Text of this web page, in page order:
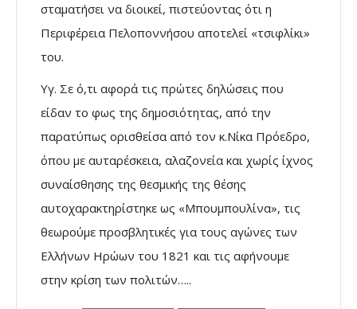
σταματήσει να διοικεί, πιστεύοντας ότι η
Περιφέρεια Πελοποννήσου αποτελεί «τσιφλίκι»
του.
Υγ. Σε ό,τι αφορά τις πρώτες δηλώσεις που
είδαν το φως της δημοσιότητας, από την
παρατύπως ορισθείσα από τον κ.Νίκα Πρόεδρο,
όπου με αυταρέσκεια, αλαζονεία και χωρίς ίχνος
συναίσθησης της θεσμικής της θέσης
αυτοχαρακτηρίστηκε ως «Μπουμπουλίνα», τις
θεωρούμε προσβλητικές για τους αγώνες των
Ελλήνων Ηρώων του 1821 και τις αφήνουμε
στην κρίση των πολιτών…..